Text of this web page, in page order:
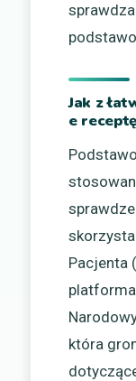
Jak z
e
Pacjenta
która